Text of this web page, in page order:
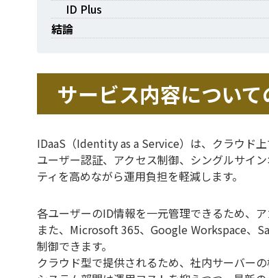
ID Plus
結論
サービス内容について
IDaaS（Identity as a Service）は、クラウド上
ユーザー認証、アクセス制御、シングルサイ
ティを高めながら運用負担を軽減します。
各ユーザーのID情報を一元管理できるため、
また、Microsoft 365、Google Workspace、
制御できます。
クラウド型で提供されるため、社内サーバーの